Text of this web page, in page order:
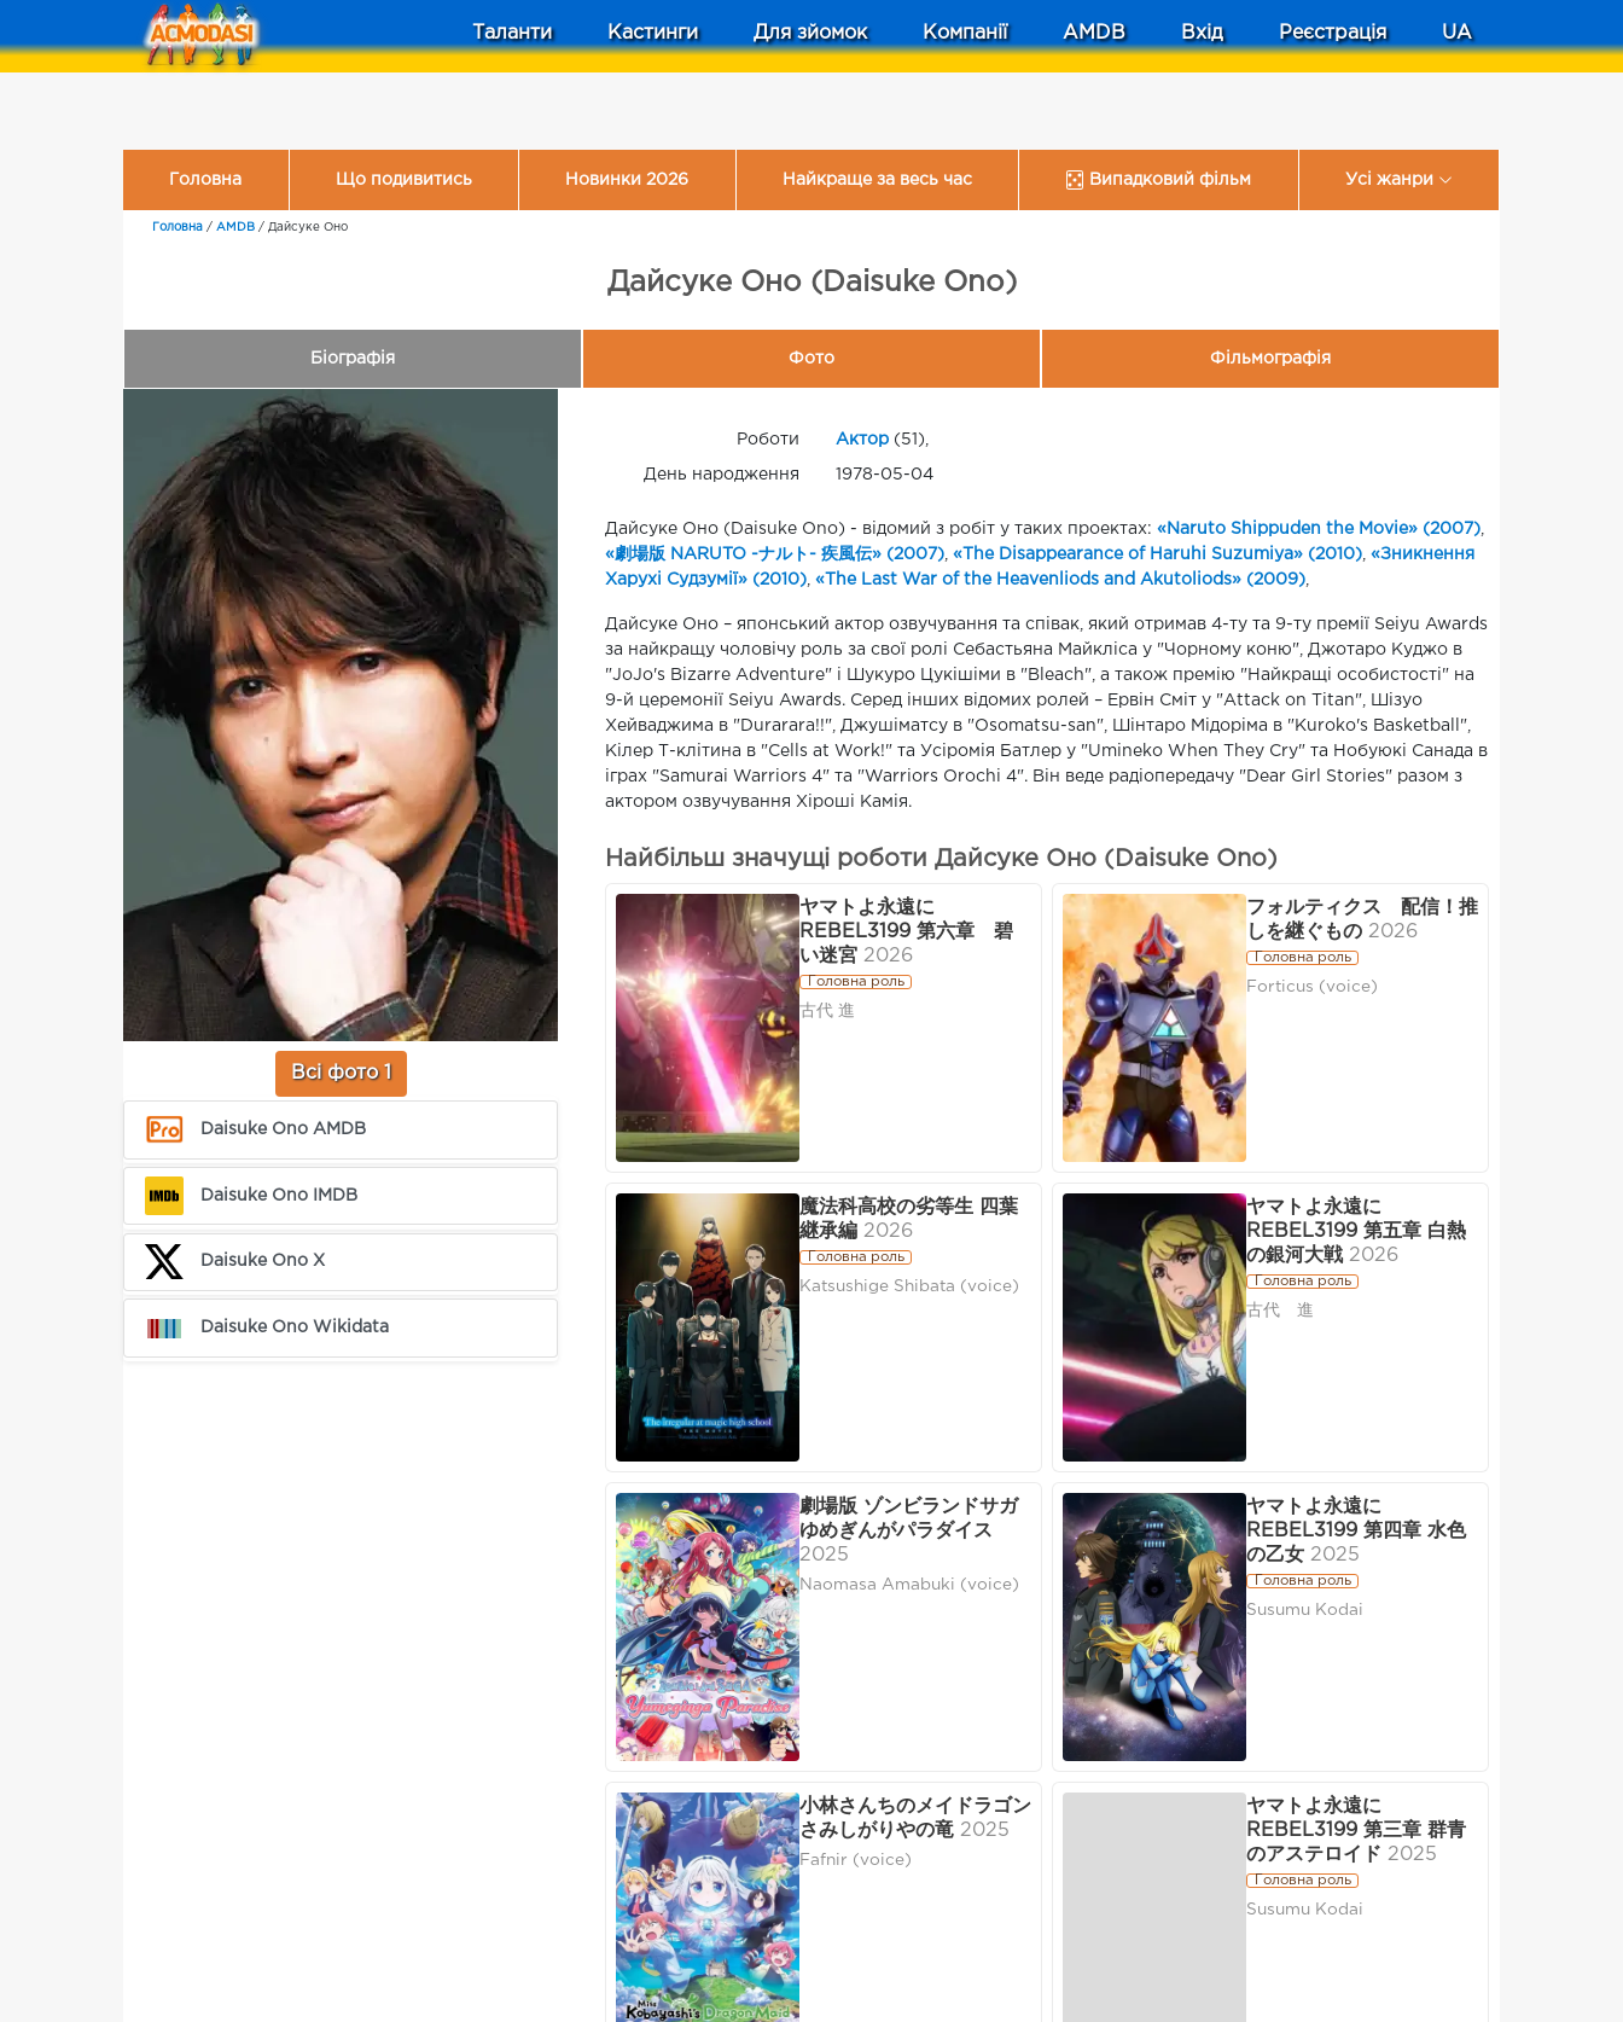
Таланти Кастинги Для зйомок Компанії AMDB Вхід Реєстрація UA
Головна Що подивитись Новинки 2026 Найкраще за весь час Випадковий фільм Усі жанри
Головна / AMDB / Дайсуке Оно
Дайсуке Оно (Daisuke Ono)
Біографія Фото Фільмографія
Всі фото 1
Daisuke Ono AMDB
Daisuke Ono IMDB
Daisuke Ono X
Daisuke Ono Wikidata
Роботи Актор(51),
День народження 1978-05-04
Дайсуке Оно (Daisuke Ono) - відомий з робіт у таких проектах: «Naruto Shippuden the Movie» (2007)
«劇場版 NARUTO -ナルト- 疾風伝» (2007) «The Disappearance of Haruhi Suzumiya» (2010) «Зникнення
Харухі Судзумії» (2010) «The Last War of the Heavenliods and Akutoliods» (2009)
Дайсуке Оно – японський актор озвучування та співак, який отримав 4-ту та 9-ту премії Seiyu Awards
за найкращу чоловічу роль за свої ролі Себастьяна Майкліса у "Чорному коню", Джотаро Куджо в
"JoJo's Bizarre Adventure" і Шукуро Цукішіми в "Bleach", а також премію "Найкращі особистості" на
9-й церемонії Seiyu Awards. Серед інших відомих ролей – Ервін Сміт у "Attack on Titan", Шізуо
Хейваджима в "Durarara!!", Джушіматсу в "Osomatsu-san", Шінтаро Мідоріма в "Kuroko's Basketball",
Кілер Т-клітина в "Cells at Work!" та Усіромія Батлер у "Umineko When They Cry" та Нобуюкі Санада в
іграх "Samurai Warriors 4" та "Warriors Orochi 4". Він веде радіопередачу "Dear Girl Stories" разом з
актором озвучування Хіроші Камія.
Найбільш значущі роботи Дайсуке Оно (Daisuke Ono)
ヤマトよ永遠に
REBEL3199 第六章 碧
い迷宮 2026
Головна роль
古代 進
フォルティクス 配信！推
しを継ぐもの 2026
Головна роль
Forticus (voice)
魔法科高校の劣等生 四葉
継承編 2026
Головна роль
Katsushige Shibata (voice)
ヤマトよ永遠に
REBEL3199 第五章 白熱
の銀河大戦 2026
Головна роль
古代 進
劇場版 ゾンビランドサガ
ゆめぎんがパラダイス
2025
Naomasa Amabuki (voice)
ヤマトよ永遠に
REBEL3199 第四章 水色
の乙女 2025
Головна роль
Susumu Kodai
小林さんちのメイドラゴン
さみしがりやの竜 2025
Fafnir (voice)
ヤマトよ永遠に
REBEL3199 第三章 群青
のアステロイド 2025
Головна роль
Susumu Kodai